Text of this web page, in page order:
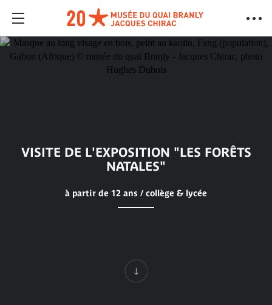
VISITE DE L'EXPOSITION "LES FORÊTS
NATALES"
à partir de 12 ans / collège & lycée